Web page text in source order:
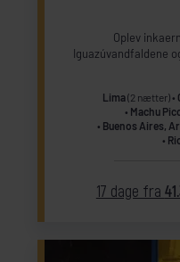
Oplev
Iguazúvandfaldene
Lima(2 nætter)
Machu
Buenos Aires,
17 dage fra